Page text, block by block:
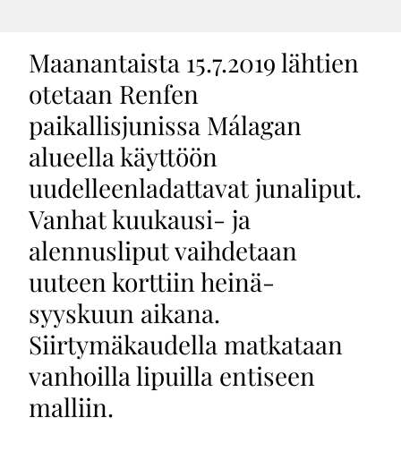
Maanantaista 15.7.2019 lähtien
otetaan Renfen
paikallisjunissa Málagan
alueella käyttöön
uudelleenladattavat junaliput.
Vanhat kuukausi- ja
alennusliput vaihdetaan
uuteen korttiin heinä-
syyskuun aikana.
Siirtymäkaudella matkataan
vanhoilla lipuilla entiseen
malliin.